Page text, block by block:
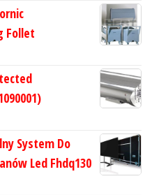
Follet
System Do
Led Fhdq130